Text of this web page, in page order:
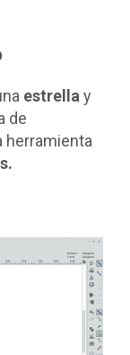
estrellay
de
herramienta